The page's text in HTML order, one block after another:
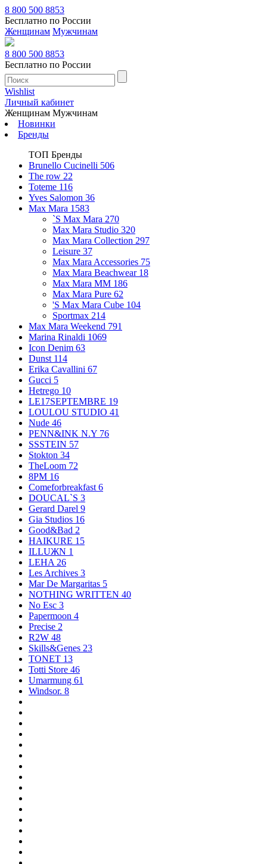
8 800 500 8853
Бесплатно по России
Женщинам Мужчинам
8 800 500 8853
Бесплатно по России
Wishlist
Личный кабинет
Женщинам Мужчинам
Новинки
Бренды
ТОП Бренды
Brunello Cucinelli 506
The row 22
Toteme 116
Yves Salomon 36
Max Mara 1583
`S Max Mara 270
Max Mara Studio 320
Max Mara Collection 297
Leisure 37
Max Mara Accessories 75
Max Mara Beachwear 18
Max Mara MM 186
Max Mara Pure 62
'S Max Mara Cube 104
Sportmax 214
Max Mara Weekend 791
Marina Rinaldi 1069
Icon Denim 63
Dunst 114
Erika Cavallini 67
Gucci 5
Hetrego 10
LE17SEPTEMBRE 19
LOULOU STUDIO 41
Nude 46
PENN&INK N.Y 76
SSSTEIN 57
Stokton 34
TheLoom 72
8PM 16
Comeforbreakfast 6
DOUCAL`S 3
Gerard Darel 9
Gia Studios 16
Good&Bad 2
HAIKURE 15
ILLUЖN 1
LEHA 26
Les Archives 3
Mar De Margaritas 5
NOTHING WRITTEN 40
No Esc 3
Papermoon 4
Precise 2
R2W 48
Skills&Genes 23
TONET 13
Totti Store 46
Umarmung 61
Windsor. 8